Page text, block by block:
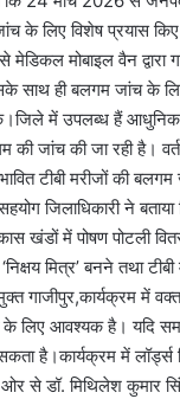
के लिए विशेष प्रयास
मोबाइल वैन द्वारा
ही बलगम जांच के लिए
में उपलब्ध हैं
जांच की जा रही है।
टीबी मरीजों की
जिलाधिकारी ने
खंडों में पोषण पोटली
मित्र’ बनने तथा
गाजीपुर,कार्यक्रम में
के लिए आवश्यक है। यदि
सकता है।कार्यक्रम में
से डॉ. मिथिलेश कुमार